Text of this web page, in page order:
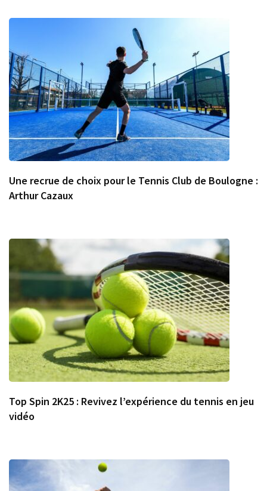
Une recrue de choix pour le Tennis Club de Boulogne :
Arthur Cazaux
Top Spin 2K25 : Revivez l’expérience du tennis en jeu
vidéo